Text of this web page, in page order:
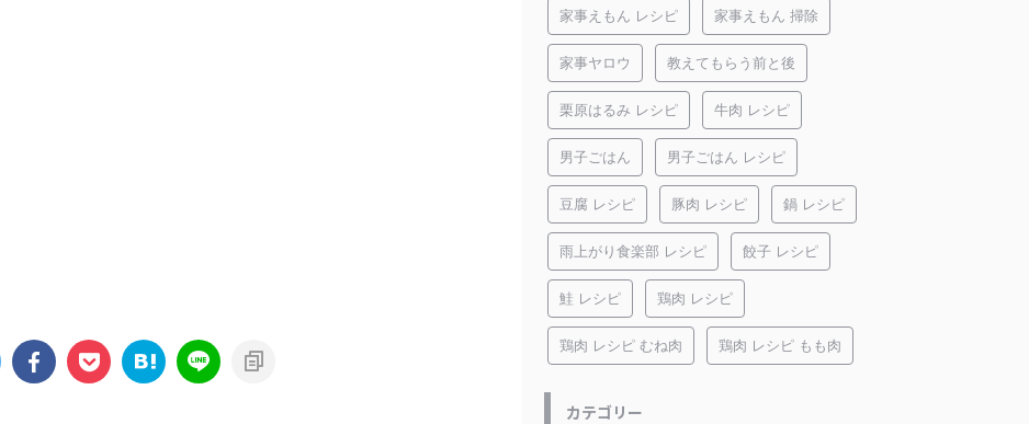
家事えもん レシピ 家事えもん 掃除
家事ヤロウ 教えてもらう前と後
栗原はるみ レシピ 牛肉 レシピ
男子ごはん 男子ごはん レシピ
豆腐 レシピ 豚肉 レシピ 鍋 レシピ
雨上がり食楽部 レシピ 餃子 レシピ
鮭 レシピ 鶏肉 レシピ
鶏肉 レシピ むね肉 鶏肉 レシピ もも肉
カテゴリー